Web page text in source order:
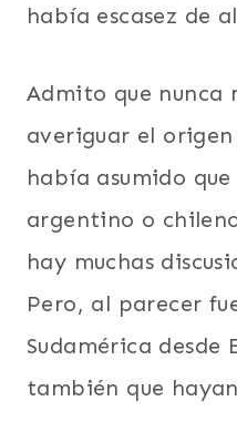
había escasez de
Admito que nunca
averiguar el
había asumido
argentino o
hay muchas
Pero, al parecer
Sudamérica desde
también que